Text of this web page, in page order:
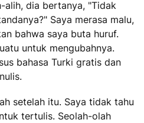
alih, dia bertanya, "Tidak
Saya merasa malu,
bahwa saya buta huruf.
untuk mengubahnya.
bahasa Turki gratis dan
setelah itu. Saya tidak tahu
tertulis. Seolah-olah